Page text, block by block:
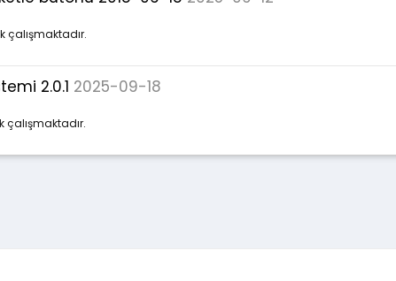
çalışmaktadır.
2.0.1 2025-09-18
çalışmaktadır.